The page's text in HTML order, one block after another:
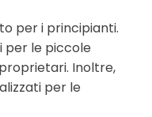
per i principianti.
per le piccole
Inoltre,
per le